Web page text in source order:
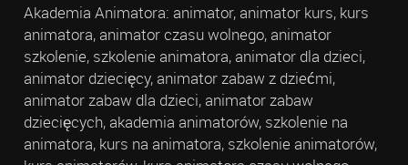
Akademia Animatora: animator, animator kurs, kurs
animatora, animator czasu wolnego, animator
szkolenie, szkolenie animatora, animator dla dzieci,
animator dziecięcy, animator zabaw z dziećmi,
animator zabaw dla dzieci, animator zabaw
dziecięcych, akademia animatorów, szkolenie na
animatora, kurs na animatora, szkolenie animatorów,